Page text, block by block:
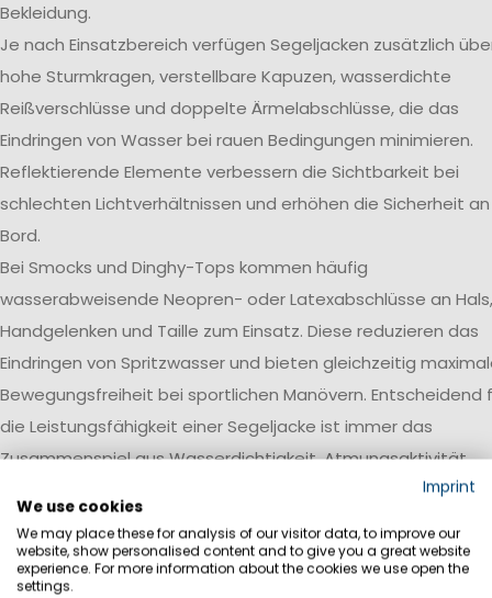
Bekleidung.
Je nach Einsatzbereich verfügen Segeljacken zusätzlich
hohe Sturmkragen, verstellbare Kapuzen, wasserdichte
Reißverschlüsse und doppelte Ärmelabschlüsse, die das
Eindringen von Wasser bei rauen Bedingungen minimieren.
Reflektierende Elemente verbessern die Sichtbarkeit bei
schlechten Lichtverhältnissen und erhöhen die Sicherheit an
Bord.
Bei Smocks und Dinghy-Tops kommen häufig
wasserabweisende Neopren- oder Latexabschlüsse an Hals,
Handgelenken und Taille zum Einsatz. Diese reduzieren das
Eindringen von Spritzwasser und bieten gleichzeitig
Bewegungsfreiheit bei sportlichen Manövern. Entscheidend
die Leistungsfähigkeit einer Segeljacke ist immer das
Zusammenspiel aus Wasserdichtigkeit, Atmungsaktivität,
Robustheit und einer auf den jeweiligen Einsatzbereich
abgestimmten Ausstattung.
Wasserdichtigkeit
Imprint
We use cookies
We may place these for analysis of our visitor data, to improve our
website, show personalised content and to give you a great website
experience. For more information about the cookies we use open the
settings.